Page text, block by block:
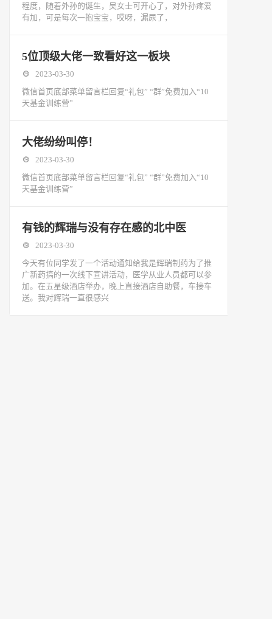
程度，随着外孙的诞生，吴女士可开心了，对外孙疼爱
有加，可是每次一抱宝宝，哎呀，漏尿了，
5位顶级大佬一致看好这一板块
2023-03-30
微信首页底部菜单留言栏回复“礼包” “群”免费加入“10
天基金训练营”
大佬纷纷叫停！
2023-03-30
微信首页底部菜单留言栏回复“礼包” “群”免费加入“10
天基金训练营”
有钱的辉瑞与没有存在感的北中医
2023-03-30
今天有位同学发了一个活动通知给我是辉瑞制药为了推
广新药搞的一次线下宣讲活动，医学从业人员都可以参
加。在五星级酒店举办，晚上直接酒店自助餐，车接车
送。我对辉瑞一直很感兴